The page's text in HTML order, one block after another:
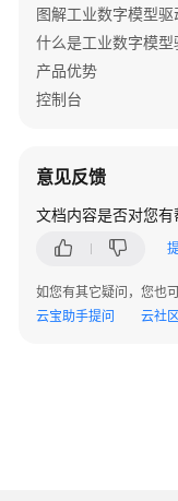
引
擎
户
指
设
计
使
指
南
图解工业数字模型驱
什么是工业数字模型
产品优势
控制台
意见反馈
文档内容是否对您有
如您有其它疑问，您也
云宝助手提问
云社